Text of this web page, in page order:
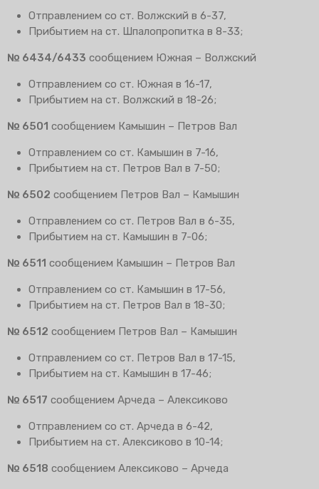
Отправлением со ст. Волжский в 6-37,
Прибытием на ст. Шпалопропитка в 8-33;
№ 6434/6433 сообщением Южная – Волжский
Отправлением со ст. Южная в 16-17,
Прибытием на ст. Волжский в 18-26;
№ 6501 сообщением Камышин – Петров Вал
Отправлением со ст. Камышин в 7-16,
Прибытием на ст. Петров Вал в 7-50;
№ 6502 сообщением Петров Вал – Камышин
Отправлением со ст. Петров Вал в 6-35,
Прибытием на ст. Камышин в 7-06;
№ 6511 сообщением Камышин – Петров Вал
Отправлением со ст. Камышин в 17-56,
Прибытием на ст. Петров Вал в 18-30;
№ 6512 сообщением Петров Вал – Камышин
Отправлением со ст. Петров Вал в 17-15,
Прибытием на ст. Камышин в 17-46;
№ 6517 сообщением Арчеда – Алексиково
Отправлением со ст. Арчеда в 6-42,
Прибытием на ст. Алексиково в 10-14;
№ 6518 сообщением Алексиково – Арчеда